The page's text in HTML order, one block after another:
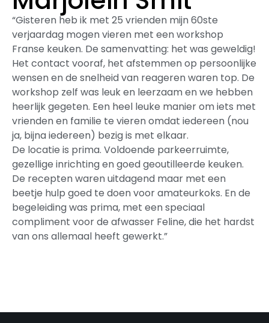
“Gisteren heb ik met 25 vrienden mijn 60ste
verjaardag mogen vieren met een workshop
Franse keuken. De samenvatting: het was geweldig!
Het contact vooraf, het afstemmen op persoonlijke
wensen en de snelheid van reageren waren top. De
workshop zelf was leuk en leerzaam en we hebben
heerlijk gegeten. Een heel leuke manier om iets met
vrienden en familie te vieren omdat iedereen (nou
ja, bijna iedereen) bezig is met elkaar.
De locatie is prima. Voldoende parkeerruimte,
gezellige inrichting en goed geoutilleerde keuken.
De recepten waren uitdagend maar met een
beetje hulp goed te doen voor amateurkoks. En de
begeleiding was prima, met een speciaal
compliment voor de afwasser Feline, die het hardst
van ons allemaal heeft gewerkt.”